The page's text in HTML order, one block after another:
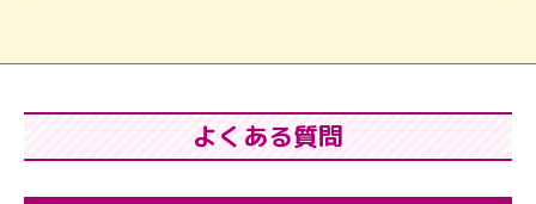
よくある質問